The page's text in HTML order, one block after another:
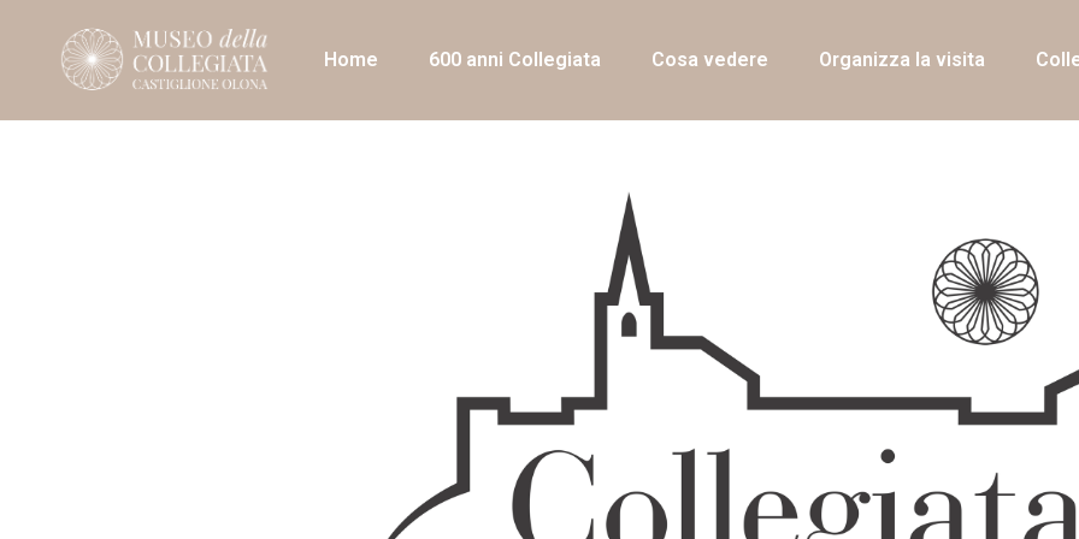
Home 600 anni Collegiata Cosa vedere Organizza la visita